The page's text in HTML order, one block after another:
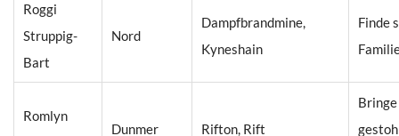
Roggi
Struppig-
Bart
Nord
Dampfbrandmine,
Kyneshain
Finde
Romlyn
Dunmer Rifton, Rift